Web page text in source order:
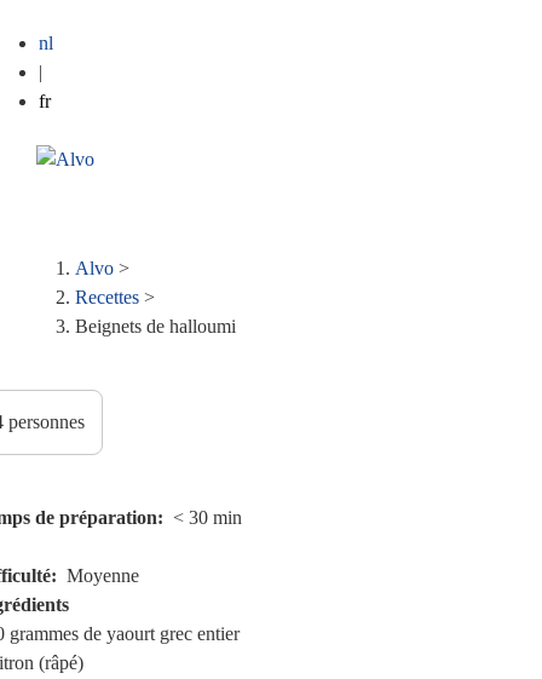
nl
|
fr
Fil
d'Ariane
Alvo >
Recettes >
Beignets de halloumi
de préparation < 30 min
Moyenne
grammes de yaourt grec entier
(râpé)